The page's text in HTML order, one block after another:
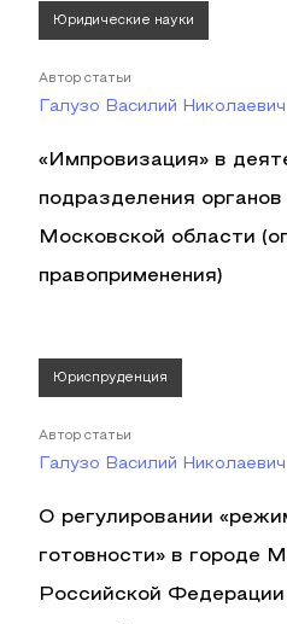
Юридические науки
Автор статьи
Галузо Василий Николаевич
«Импровизация» в
подразделения
Московской области
правоприменения)
Юриспруденция
Автор статьи
Галузо Василий Николаевич
О регулировании
готовности» в городе
Российской